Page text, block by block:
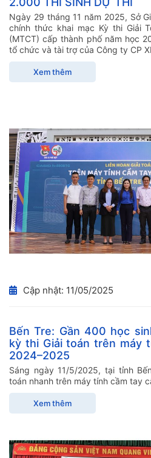
Ngày 29 tháng 11 năm 2025, Sở
chính thức khai mạc Kỳ thi Giải
(MTCT) cấp thành phố năm học
tổ chức và tài trợ của Công ty CP
Xem thêm
Cập nhật: 11/05/2025
Bến Tre: Gần 400 học
kỳ thi Giải toán trên máy
2024–2025
Sáng ngày 11/5/2025, tại tỉnh
toán nhanh trên máy tính cầm tay
Xem thêm